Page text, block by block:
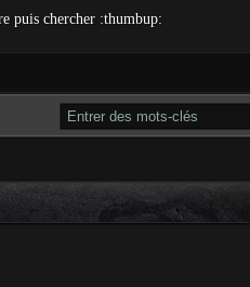
puis chercher :thumbup: